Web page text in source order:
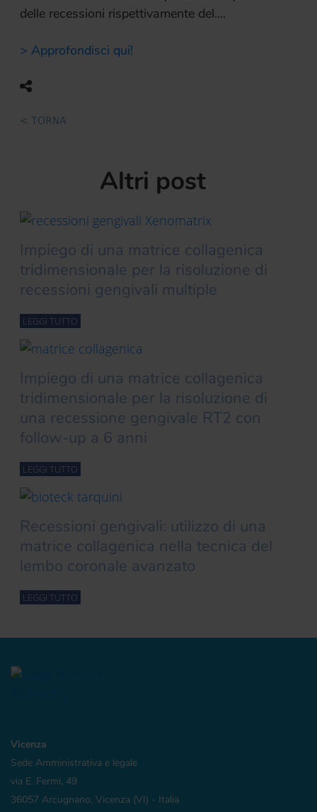
delle recessioni rispettivamente del….
> Approfondisci qui!
< TORNA
Altri post
Impiego di una matrice collagenica
tridimensionale per la risoluzione di
recessioni gengivali multiple
LEGGI TUTTO
Impiego di una matrice collagenica
tridimensionale per la risoluzione di
una recessione gengivale RT2 con
follow-up a 6 anni
LEGGI TUTTO
Recessioni gengivali: utilizzo di una
matrice collagenica nella tecnica del
lembo coronale avanzato
LEGGI TUTTO
Vicenza
Sede Amministrativa e legale
via E. Fermi, 49
36057 Arcugnano, Vicenza (VI) - Italia